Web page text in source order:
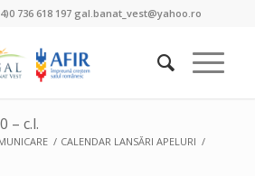
736 618 197 gal.banat_vest@yahoo.ro
– c.l.
/ CALENDAR LANSĂRI APELURI /